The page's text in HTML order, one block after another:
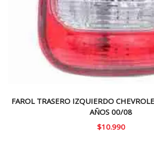
FAROL TRASERO IZQUIERDO
AÑOS 00/08
$10.990